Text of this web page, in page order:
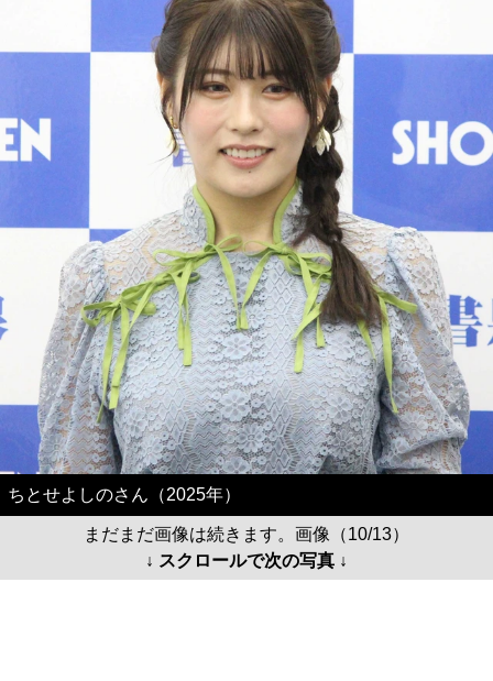
ちとせよしのさん（2025年）
まだまだ画像は続きます。画像（10/13）
↓ スクロールで次の写真 ↓